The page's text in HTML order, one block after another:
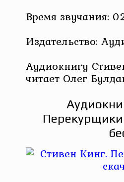
Время звучания:
Издательство:
Аудиокнигу
читает Олег